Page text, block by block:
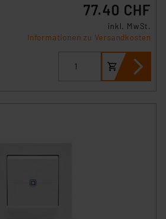
77.40 CHF
inkl. MwSt.
Informationen zu Versandkosten